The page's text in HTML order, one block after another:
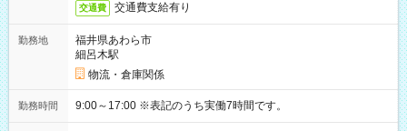
交通費 交通費支給有り
勤務地
福井県あわら市
細呂木駅
物流・倉庫関係
勤務時間 9:00～17:00 ※表記のうち実働7時間です。